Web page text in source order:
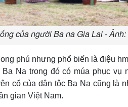
của người Ba na Gia Lai -
phú nh­ưng phổ biến là điệu
Ba Na trong đó có múa phục
cổ của dân tộc Ba Na cũng là
gian Việt Nam.